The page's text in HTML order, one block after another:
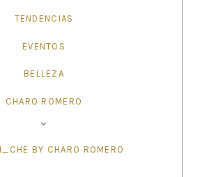
TENDENCIAS
EVENTOS
BELLEZA
CHARO ROMERO
BY CHARO ROMERO